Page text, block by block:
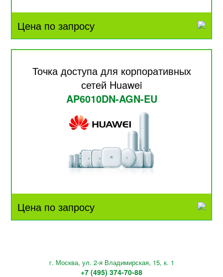
Цена по запросу
Точка доступа для корпоративных
сетей Huawei
AP6010DN-AGN-EU
Цена по запросу
г. Москва, ул. 2-я Владимирская, 15, к. 1
+7 (495) 374-70-88